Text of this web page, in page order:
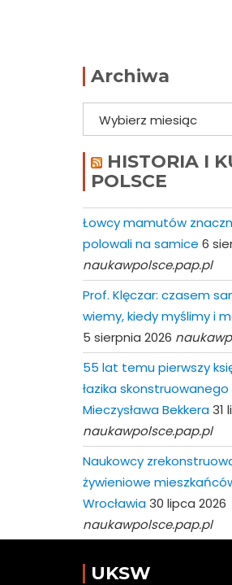
Archiwa
Archiwa
HISTORIA I
POLSCE
Łowcy mamutów
polowali na samice 6
naukawpolsce.pap.pl
Prof. Klęczar: czasem
wiemy, kiedy myślimy i
5 sierpnia 2026
55 lat temu pierwszy
łazika skonstruowanego
Mieczysława Bekkera31
naukawpolsce.pap.pl
Naukowcy
żywieniowe
Wrocławia30 lipca 2026
naukawpolsce.pap.pl
UKSW